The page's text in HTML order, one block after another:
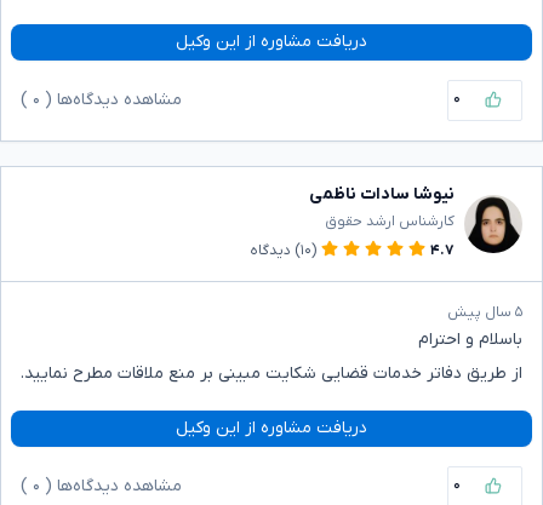
دریافت مشاوره از این وکیل
۰ مشاهده دیدگاه‌ها ( ۰
نیوشا سادات ناظمی
کارشناس ارشد حقوق
۴.۷
(۱۰) دیدگاه
۵ سال پیش
باسلام و احترام
از طریق دفاتر خدمات قضایی شکایت مبینی بر منع ملاقات مطرح نمایید.
دریافت مشاوره از این وکیل
۰ مشاهده دیدگاه‌ها ( ۰